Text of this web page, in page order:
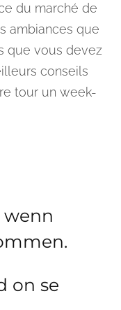
du marché de
ambiances que
que vous devez
conseils
tour un week-
wenn
on se